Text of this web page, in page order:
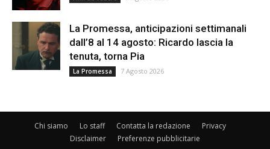
La Promessa, anticipazioni settimanali
dall’8 al 14 agosto: Ricardo lascia la
tenuta, torna Pia
La Promessa 7 Agosto 2026
Chi siamo Lo staff Contatta la redazione
Privacy
Disclaimer
Preferenze pubblicitarie